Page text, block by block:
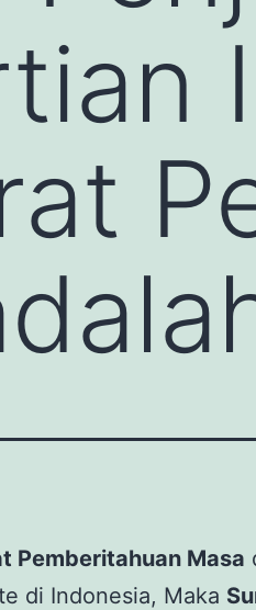
Pemberitahuan Masa
di Indonesia, Maka